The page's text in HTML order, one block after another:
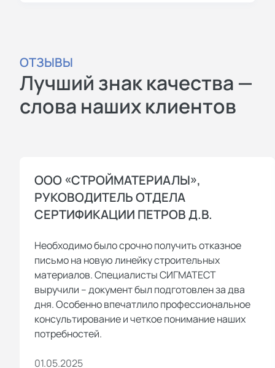
ОТЗЫВЫ
Лучший знак качества —
слова наших клиентов
ООО «СТРОЙМАТЕРИАЛЫ»,
РУКОВОДИТЕЛЬ ОТДЕЛА
СЕРТИФИКАЦИИ ПЕТРОВ Д.В.
Необходимо было срочно получить отказное
письмо на новую линейку строительных
материалов. Специалисты СИГМАТЕСТ
выручили – документ был подготовлен за два
дня. Особенно впечатлило профессиональное
консультирование и четкое понимание наших
потребностей.
01.05.2025